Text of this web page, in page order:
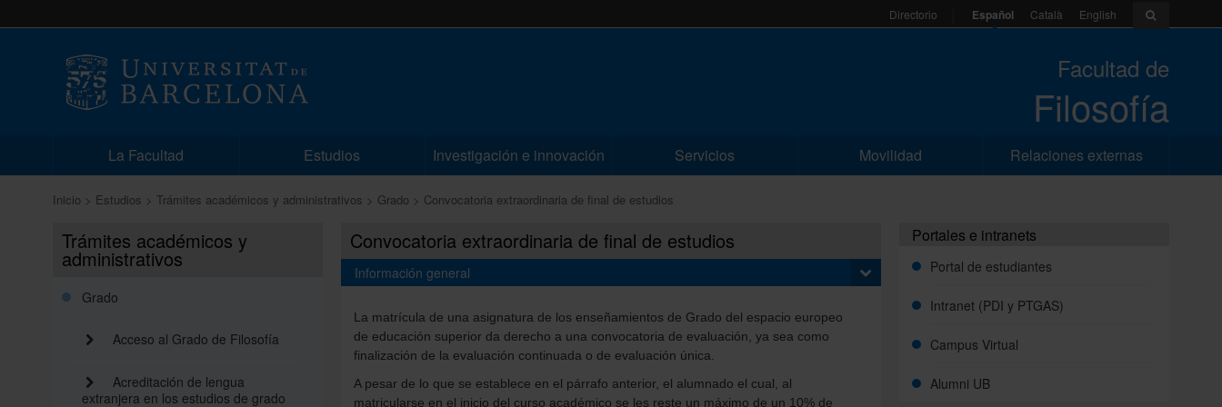
Directorio Español Català English
Facultad de
Filosofía
La Facultad Estudios Investigación e innovación Servicios Movilidad Relaciones externas
Inicio Estudios Trámites académicos y administrativos Grado Convocatoria extraordinaria de final de estudios
Trámites académicos y
administrativos
Grado
Acceso al Grado de Filosofía
Acreditación de lengua
extranjera en los estudios de grado
Convocatoria extraordinaria de final de estudios
Información general
La matrícula de una asignatura de los enseñamientos de Grado del espacio europeo
de educación superior da derecho a una convocatoria de evaluación, ya sea como
finalización de la evaluación continuada o de evaluación única.
A pesar de lo que se establece en el párrafo anterior, el alumnado el cual, al
matricularse en el inicio del curso académico se les reste un máximo de un 10% de
Portales e intranets
Portal de estudiantes
Intranet (PDI y PTGAS)
Campus Virtual
Alumni UB